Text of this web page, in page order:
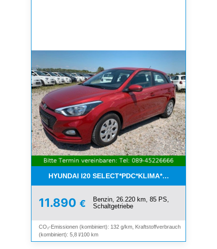
HYUNDAI I20 SELECT*PDC*KLIMA*ESP*8-
11.890 €
Benzin, 26.220 km, 85 PS,
Schaltgetriebe
CO₂-Emissionen (kombiniert): 132 g/km, Kraftstoffverbrauch
(kombiniert): 5,8 l/100 km